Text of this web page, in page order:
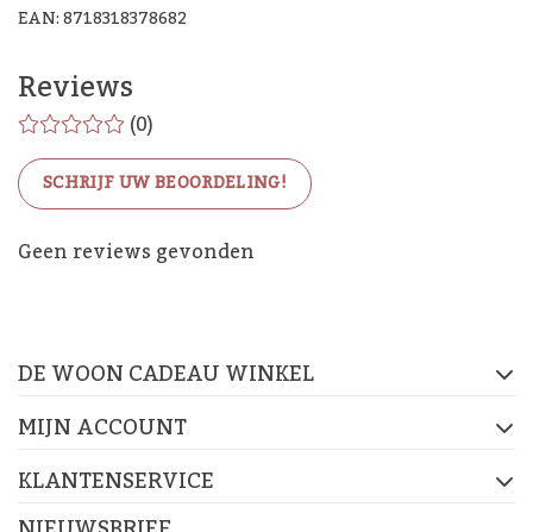
EAN: 8718318378682
Reviews
(0)
SCHRIJF UW BEOORDELING!
Geen reviews gevonden
De Woon Cadeau Winkel
DE WOON CADEAU WINKEL
MIJN ACCOUNT
KLANTENSERVICE